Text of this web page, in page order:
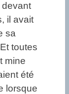
devant
il avait
sa
toutes
mine
été
lorsque